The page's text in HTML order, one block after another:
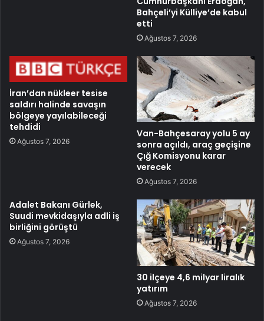
Bahçeli’yi Külliye’de kabul
etti
Ağustos 7, 2026
İran’dan nükleer tesise
saldırı halinde savaşın
bölgeye yayılabileceği
tehdidi
Ağustos 7, 2026
Van-Bahçesaray yolu 5 ay
sonra açıldı, araç geçişine
Çığ Komisyonu karar
verecek
Ağustos 7, 2026
Adalet Bakanı Gürlek,
Suudi mevkidaşıyla adli iş
birliğini görüştü
Ağustos 7, 2026
30 ilçeye 4,6 milyar liralık
yatırım
Ağustos 7, 2026